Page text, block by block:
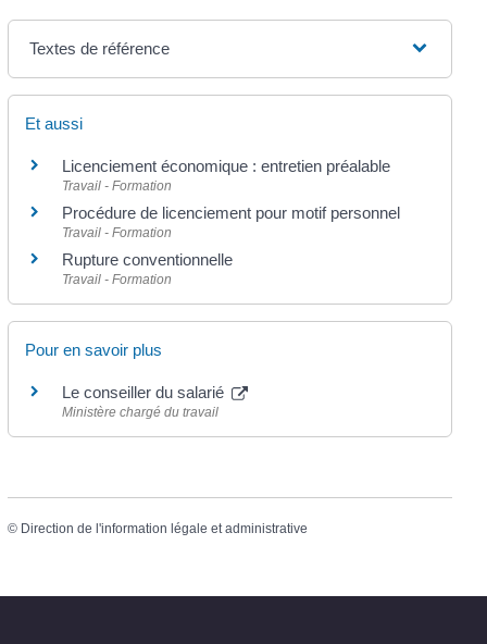
Textes de référence
Et aussi
Licenciement économique : entretien préalable
Travail - Formation
Procédure de licenciement pour motif personnel
Travail - Formation
Rupture conventionnelle
Travail - Formation
Pour en savoir plus
Le conseiller du salarié
Ministère chargé du travail
© Direction de l'information légale et administrative